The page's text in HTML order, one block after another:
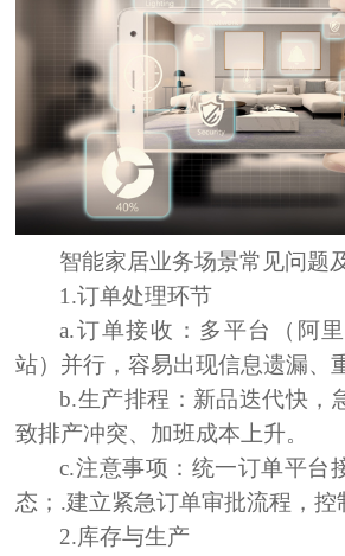
智能家居业务场景常见问题
1.订单处理环节
a.订单接收： 多平台（阿
站）并行，容易出现信息遗漏、
b.生产排程： 新品迭代快，
致排产冲突、加班成本上升。
c.注意事项： 统一订单平台
态；.建立紧急订单审批流程，控
2.库存与生产